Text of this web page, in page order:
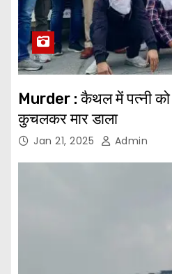
Murder : कैथल में पत्नी को
कुचलकर मार डाला
Jan 21, 2025 Admin